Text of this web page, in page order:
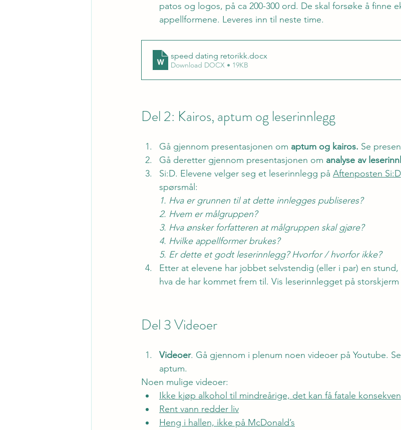
patos og logos, på ca 200-300 ord. De skal forsøke å finne
appellformene. Leveres inn til neste time.
speed dating retorikk.docx
Download DOCX • 19KB
Del 2: Kairos, aptum og leserinnlegg
Gå gjennom presentasjonen om aptum og kairos. Se
Gå deretter gjennom presentasjonen om analyse av
Si:D. Elevene velger seg et leserinnlegg på Aftenposten Si:D
spørsmål:
1. Hva er grunnen til at dette innlegges publiseres?
2. Hvem er målgruppen?
3. Hva ønsker forfatteren at målgruppen skal gjøre?
4. Hvilke appellformer brukes?
5. Er dette et godt leserinnlegg? Hvorfor / hvorfor ikke?
Etter at elevene har jobbet selvstendig (eller i par) en
hva de har kommet frem til. Vis leserinnlegget på
Del 3 Videoer
Videoer. Gå gjennom i plenum noen videoer på Youtube.
aptum.
Noen mulige videoer:
Ikke kjøp alkohol til mindreårige, det kan få fatale
Rent vann redder liv
Heng i hallen, ikke på McDonald’s